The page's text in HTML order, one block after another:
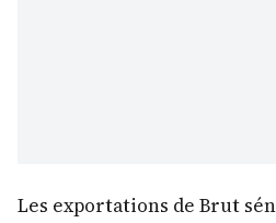
Les exportations de Brut